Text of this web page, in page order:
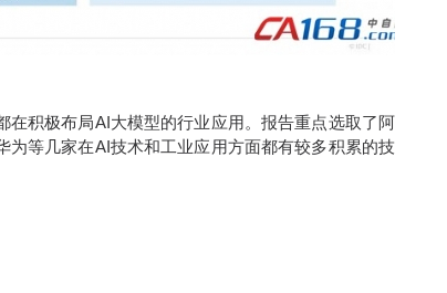
积极布局AI大模型的行业应用。报告重点选取了阿
等几家在AI技术和工业应用方面都有较多积累的技